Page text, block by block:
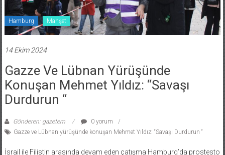
Hamburg Manşet
14 Ekim 2024
Gazze Ve Lübnan Yürüşünde
Konuşan Mehmet Yıldız: “Savaşı
Durdurun “
Gönderen: gazetem
0 yorum
Gazze ve Lübnan yürüşünde konuşan Mehmet Yıldız: “Savaşı Durdurun “
İsrail ile Filistin arasında devam eden çatışma Hamburg’da prostesto